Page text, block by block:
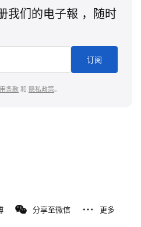
，在欧式的精致修养与美
。
，内搭领口微敞的真丝衬
柔和。 与此同时，系列亦
夹克，涵盖宝石蓝、深梅
轻却自带笃定气场，再次
我们的电子報 ，随时
订阅
条款和 隐私政策。
分享至微信 更多